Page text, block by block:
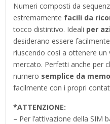
Numeri composti da
estremamente facili da
tocco distintivo. Ideali per
desiderano essere
riuscendo così a ottenere
mercato. Perfetti anche per
numero semplice da
facilmente con i propri
*ATTENZIONE:
– Per l’attivazione della SIM